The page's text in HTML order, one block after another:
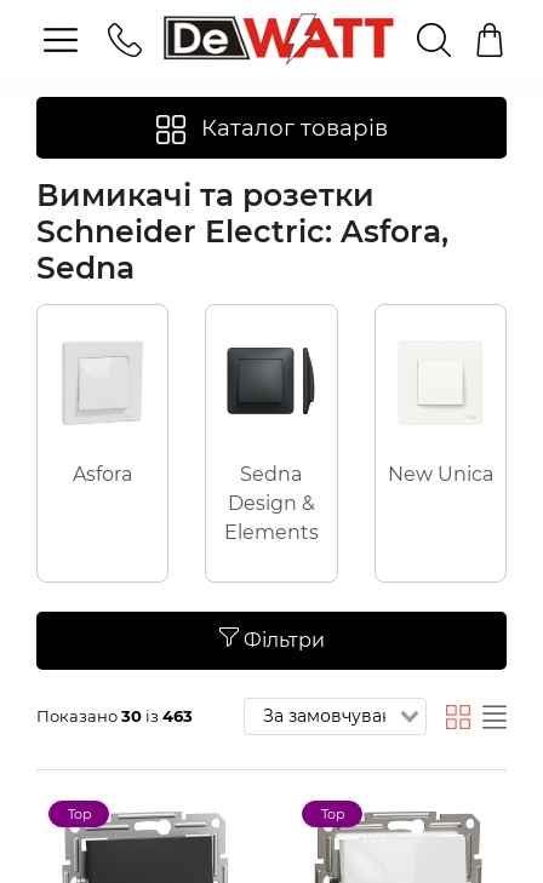
Каталог товарів
Вимикачі та розетки
Schneider Electric: Asfora,
Sedna
Asfora
Sedna
Design &
Elements
New Unica
Фільтри
Показано30 із 463
Top Top